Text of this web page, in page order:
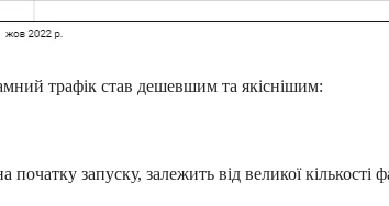
трафік став дешевшим та якіснішим:
запуску, залежить від великої